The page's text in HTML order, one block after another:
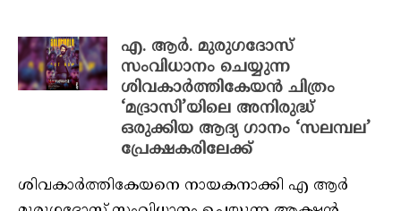
എ. ആർ. മുരുഗദോസ്
സംവിധാനം ചെയ്യുന്ന
ശിവകാർത്തികേയൻ ചിത്രം
‘മദ്രാസി’യിലെ അനിരുദ്ധ്
ഒരുക്കിയ ആദ്യ ഗാനം ‘സലമ്പല’
പ്രേക്ഷകരിലേക്ക്
ശിവകാർത്തികേയനെ നായകനാക്കി എ ആർ